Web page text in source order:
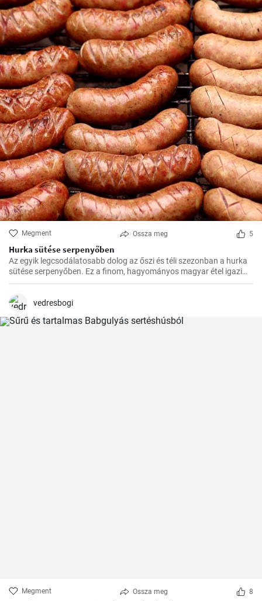
Megment Ossza meg 5
Hurka sütése serpenyőben
Az egyik legcsodálatosabb dolog az őszi és téli szezonban a hurka
sütése serpenyőben. Ez a finom, hagyományos magyar étel igazi
felmelegedést nyújt a hűvösebb hónapokban és nagyszerű
alkalmából.vedresbogi
Megment Ossza meg 8